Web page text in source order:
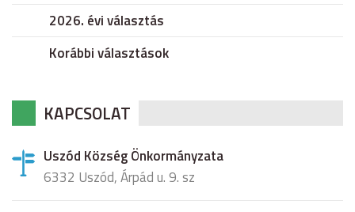
2026. évi választás
Korábbi választások
KAPCSOLAT
Uszód Község Önkormányzata
6332 Uszód, Árpád u. 9. sz